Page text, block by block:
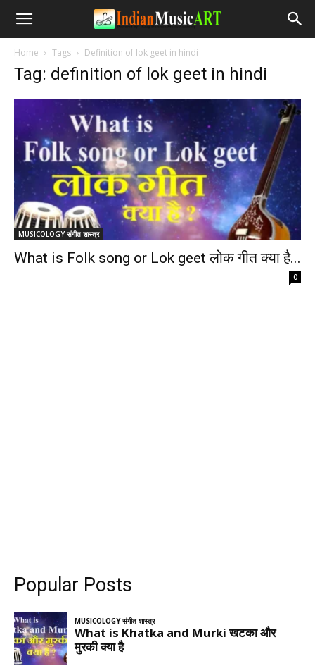
Home Tags Definition of lok geet in hindi
Tag: definition of lok geet in hindi
MUSICOLOGY संगीत शास्त्र
What is Folk song or Lok geet लोक गीत क्या है...
- 0
Popular Posts